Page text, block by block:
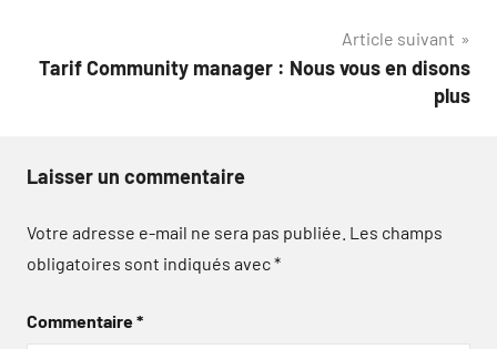
Article suivant
Tarif Community manager : Nous vous en disons
plus
Laisser un commentaire
Votre adresse e-mail ne sera pas publiée. Les champs
obligatoires sont indiqués avec*
Commentaire*